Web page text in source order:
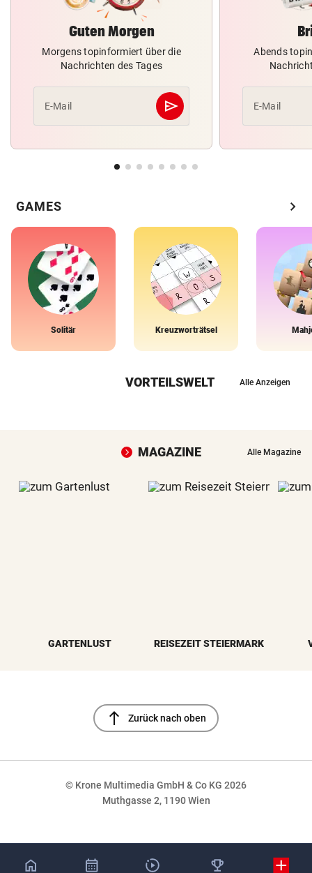
Guten Morgen
Morgens topinformiert über die
Nachrichten des Tages
E-Mail send
Abschicken
Abends
E-Mail
GAMES chevron_right
Solitär Kreuzworträtsel
VORTEILSWELT Alle Anzeigen
MAGAZINE Alle Magazine
GARTENLUST REISEZEIT STEIERMARK
north Zurück nach oben
© Krone Multimedia GmbH & Co KG 2026
Muthgasse 2, 1190 Wien
NaN%